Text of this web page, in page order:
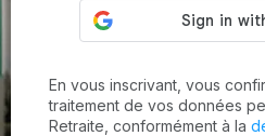
En vous inscrivant, vous
traitement de vos données
Retraite, conformément à la